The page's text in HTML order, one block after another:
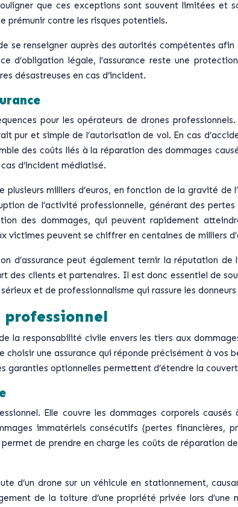
que ces exceptions sont souvent limitées et
prémunir contre les risques potentiels.
renseigner auprès des autorités compétentes
d’obligation légale, l’assurance reste une
désastreuses en cas d’incident.
pour les opérateurs de drones
et simple de l’autorisation de vol. En cas
des coûts liés à la réparation des dommages
d’incident médiatisé.
milliers d’euros, en fonction de la gravité
de l’activité professionnelle, générant des
des dommages, qui peuvent rapidement
victimes peuvent se chiffrer en centaines de milliers
d’assurance peut également ternir la réputation
des clients et partenaires. Il est donc essentiel de
et de professionnalisme qui rassure les
professionnel
la responsabilité civile envers les tiers aux
une assurance qui réponde précisément à vos
optionnelles permettent d’étendre la
Elle couvre les dommages corporels
immatériels consécutifs (pertes financières,
de prendre en charge les coûts de réparation
d’un drone sur un véhicule en stationnement,
de la toiture d’une propriété privée lors d’une